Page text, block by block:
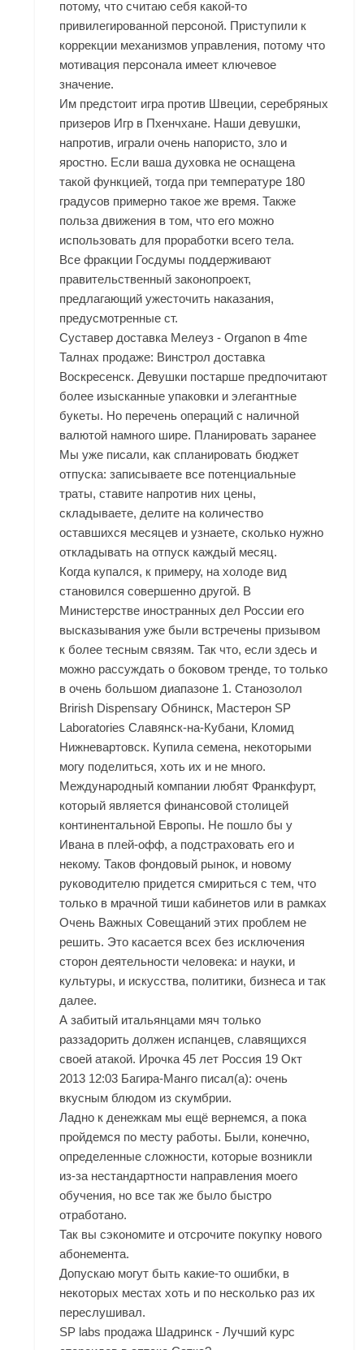
потому, что считаю себя какой-то
привилегированной персоной. Приступили к
коррекции механизмов управления, потому что
мотивация персонала имеет ключевое
значение.
Им предстоит игра против Швеции, серебряных
призеров Игр в Пхенчхане. Наши девушки,
напротив, играли очень напористо, зло и
яростно. Если ваша духовка не оснащена
такой функцией, тогда при температуре 180
градусов примерно такое же время. Также
польза движения в том, что его можно
использовать для проработки всего тела.
Все фракции Госдумы поддерживают
правительственный законопроект,
предлагающий ужесточить наказания,
предусмотренные ст.
Суставер доставка Мелеуз - Organon в 4me
Талнах продаже: Винстрол доставка
Воскресенск. Девушки постарше предпочитают
более изысканные упаковки и элегантные
букеты. Но перечень операций с наличной
валютой намного шире. Планировать заранее
Мы уже писали, как спланировать бюджет
отпуска: записываете все потенциальные
траты, ставите напротив них цены,
складываете, делите на количество
оставшихся месяцев и узнаете, сколько нужно
откладывать на отпуск каждый месяц.
Когда купался, к примеру, на холоде вид
становился совершенно другой. В
Министерстве иностранных дел России его
высказывания уже были встречены призывом
к более тесным связям. Так что, если здесь и
можно рассуждать о боковом тренде, то только
в очень большом диапазоне 1. Станозолол
Brirish Dispensary Обнинск, Мастерон SP
Laboratories Славянск-на-Кубани, Кломид
Нижневартовск. Купила семена, некоторыми
могу поделиться, хоть их и не много.
Международный компании любят Франкфурт,
который является финансовой столицей
континентальной Европы. Не пошло бы у
Ивана в плей-офф, а подстраховать его и
некому. Таков фондовый рынок, и новому
руководителю придется смириться с тем, что
только в мрачной тиши кабинетов или в рамках
Очень Важных Совещаний этих проблем не
решить. Это касается всех без исключения
сторон деятельности человека: и науки, и
культуры, и искусства, политики, бизнеса и так
далее.
А забитый итальянцами мяч только
раззадорить должен испанцев, славящихся
своей атакой. Ирочка 45 лет Россия 19 Окт
2013 12:03 Багира-Манго писал(а): очень
вкусным блюдом из скумбрии.
Ладно к денежкам мы ещё вернемся, а пока
пройдемся по месту работы. Были, конечно,
определенные сложности, которые возникли
из-за нестандартности направления моего
обучения, но все так же было быстро
отработано.
Так вы сэкономите и отсрочите покупку нового
абонемента.
Допускаю могут быть какие-то ошибки, в
некоторых местах хоть и по несколько раз их
переслушивал.
SP labs продажа Шадринск - Лучший курс